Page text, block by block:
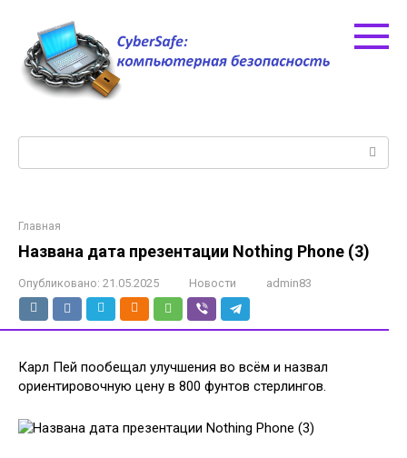
контенту
Главная
Названа дата презентации Nothing Phone (3)
Опубликовано: 21.05.2025 Новости admin83
Карл Пей пообещал улучшения во всём и назвал
ориентировочную цену в 800 фунтов стерлингов.